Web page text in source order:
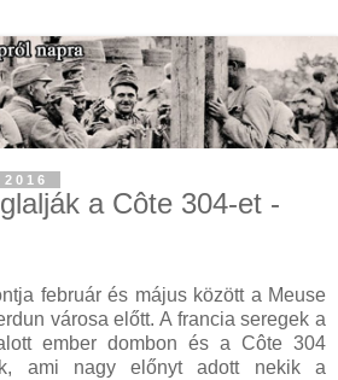
a Côte 304-et -
február és május között a Meuse
városa előtt. A francia seregek a
ember dombon és a Côte 304
ami nagy előnyt adott nekik a